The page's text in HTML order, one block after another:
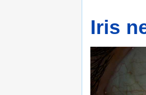
Iris